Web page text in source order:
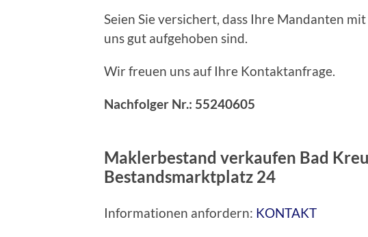
Seien Sie versichert, dass Ihre Mandanten
uns gut aufgehoben sind.
Wir freuen uns auf Ihre Kontaktanfrage.
Nachfolger Nr.: 55240605
Maklerbestand verkaufen Bad
Bestandsmarktplatz 24
Informationen anfordern: KONTAKT